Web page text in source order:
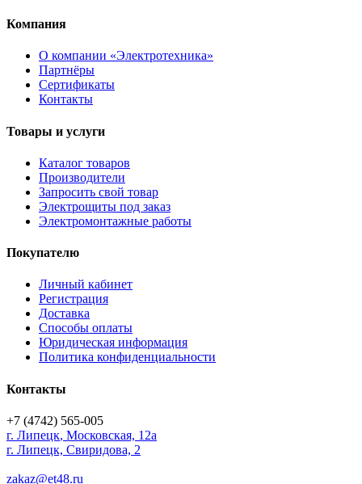
Компания
О компании «Электротехника»
Партнёры
Сертификаты
Контакты
Товары и услуги
Каталог товаров
Производители
Запросить свой товар
Электрощиты под заказ
Электромонтажные работы
Покупателю
Личный кабинет
Регистрация
Доставка
Способы оплаты
Юридическая информация
Политика конфиденциальности
Контакты
+7 (4742) 565-005
г. Липецк, Московская, 12а
г. Липецк, Свиридова, 2
zakaz@et48.ru